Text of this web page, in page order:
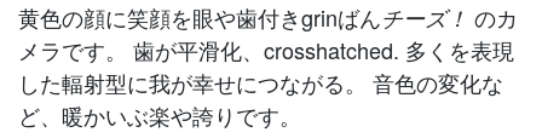
黄色の顔に笑顔を眼や歯付きgrinばんチーズ！ のカ
メラです。 歯が平滑化、crosshatched. 多くを表現
した輻射型に我が幸せにつながる。 音色の変化な
ど、暖かいぶ楽や誇りです。